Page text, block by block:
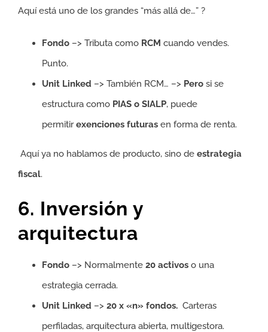
Aquí está uno de los grandes “más allá de…” ?
Fondo –> Tributa como RCM cuando vendes.
Punto.
Unit Linked –> También RCM… –> Pero si se
estructura como PIAS o SIALP, puede
permitirexenciones futuras en forma de renta.
Aquí ya no hablamos de producto, sino de estrategia
fiscal.
6. Inversión y
arquitectura
Fondo –> Normalmente 20 activos o una
estrategia cerrada.
Unit Linked –> 20 x «n» fondos. Carteras
perfiladas, arquitectura abierta, multigestora.